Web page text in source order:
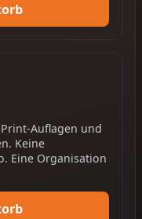
Auflagen und
Keine
Eine Organisation